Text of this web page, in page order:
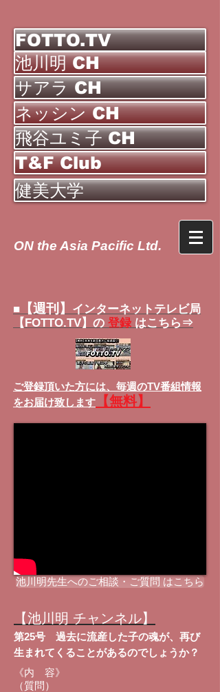
FOTTO.TV
池川明 CH
サアラ CH
ネッシン CH
飛谷ユミ子 CH
T&F Club
健美大学
ON the Asia Pacific Ltd.
■ 【週刊】
インターネットテレビ局
【FOTTO.TV】の 登録 はこちら⇒
ご登録頂いた方には、 毎週のTV番組情報
をお届け致します
【無料】
池川明先生へのご相談・ご質問 はこちら
【池川明 チャンネル】
第25号 過去に流産した子の魂が、再び
生まれてくることがあるのでしょうか？
《内 容》
（質問）